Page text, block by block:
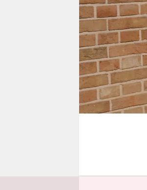
veranstaltungen
shop
fragen & hilfe
unterstützen
genossenschaft